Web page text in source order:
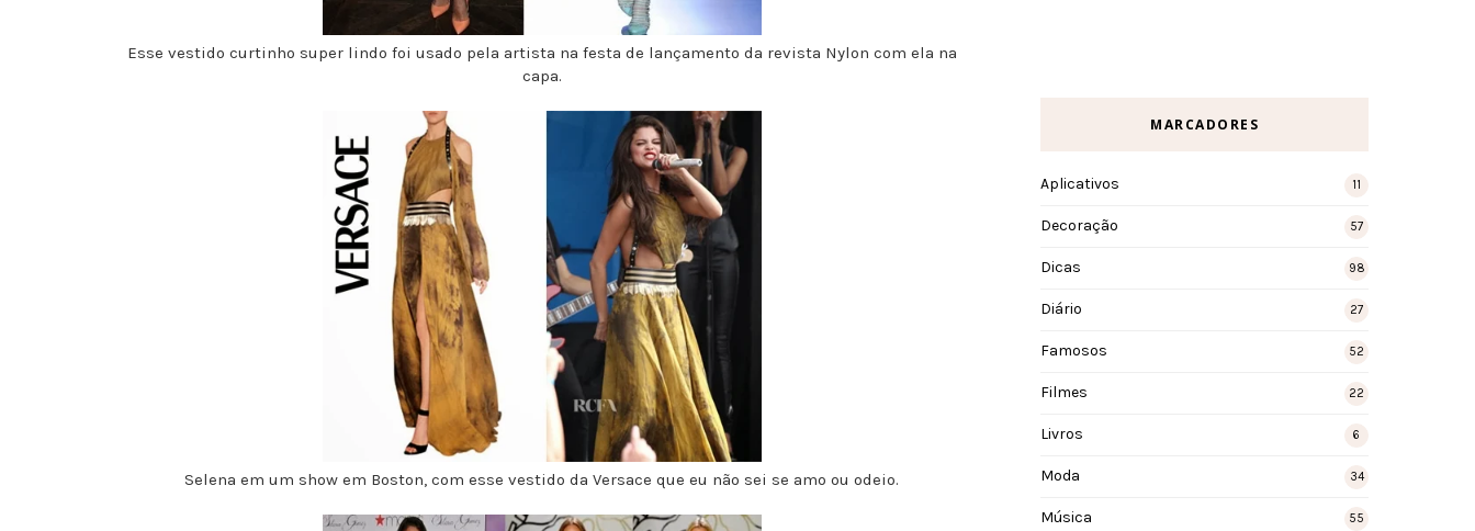
Esse vestido curtinho super lindo foi usado pela artista na festa de lançamento da revista Nylon com ela na
capa.
Selena em um show em Boston, com esse vestido da Versace que eu não sei se amo ou odeio.
MARCADORES
Aplicativos 11
Decoração 57
Dicas 98
Diário 27
Famosos 52
Filmes 22
Livros 6
Moda 34
Música 55